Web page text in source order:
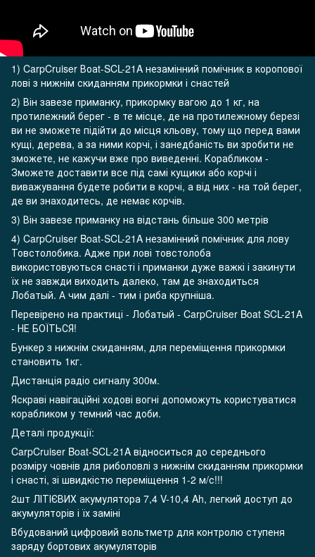
1) CarpCruiser Воаt-SCL-21A незамінний помічник в коропової
лові з нижнім скиданням прикормки і снастей
2) Він завезе приманку, прикормку вагою до 1 кг, на
протилежний берег - в те місце, де на протилежному березі
ви не зможете підійти до місця кльову, тому що перед вами
кущі, дерева, а за ними корчі, і занедбаність ви зробити не
зможете, не кажучи вже про виведенні. Корабликом -
Зможете доставити все під самі кущики або корчі і
виважування будете робити в корчі, а від них - на той берег,
де ви знаходитесь, де немає корчів.
3) Він завезе приманку на відстань більше 300 метрів
4) CarpCruiser Boat-SCL-21A незамінний помічник для лову
Товстолобика. Адже при лові товстолоба
використовуються снасті і приманки дуже важкі і закинути
їх не завжди виходить далеко, там де знаходиться
Лобатый. А чим далі - тим і риба крупніша.
Перевірено на практиці - Лобатый - CarpCruiser Boat SCL-21A
- НЕ БОЇТЬСЯ!
Бункер з нижнім скиданням, для переміщення прикормки
становить 1кг.
Дистанція радіо сигналу 300м.
Яскраві навігаційні ходові вогні допоможуть користуватися
корабликом у темний час доби.
Деталі продукції:
CarpCruiser Boat-SCL-21A відноситься до середнього
розміру човнів для риболовлі з нижнім скиданням прикормки
і снасті, зі швидкістю переміщення 1-2 м/с!!!
2шт ЛІТІЄВИХ акумулятора 7,4 V-10,4 Ah, легкий доступ до
акумуляторів і їх заміні
Вбудований цифровий вольтметр для контролю ступеня
заряду бортових акумуляторів